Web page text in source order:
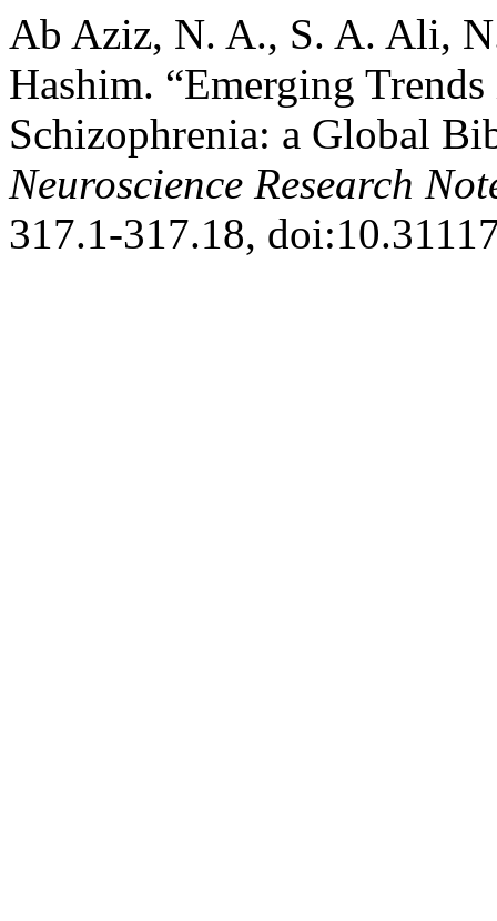
Ab Aziz, N. A., S. A. Ali,
Hashim. “Emerging
Schizophrenia: a Global
Neuroscience Research
317.1-317.18,